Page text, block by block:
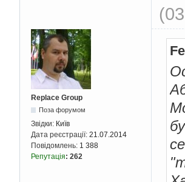
Replace Group
Поза форумом
Звідки: Київ
Дата реєстрації: 21.07.2014
Повідомлень: 1 388
Репутація: 262